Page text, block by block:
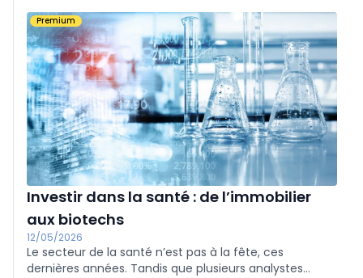
Alzheimer. Les experts soulignent que ces
médicaments ont démontré qu’ils pouvaient « ralentir
l’évolution clinique de la maladie d’Alzheimer à un
stade précoce ».
Premium
Investir dans la santé : de l’immobilier
aux biotechs
12/05/2026
Le secteur de la santé n’est pas à la fête, ces
dernières années. Tandis que plusieurs analystes